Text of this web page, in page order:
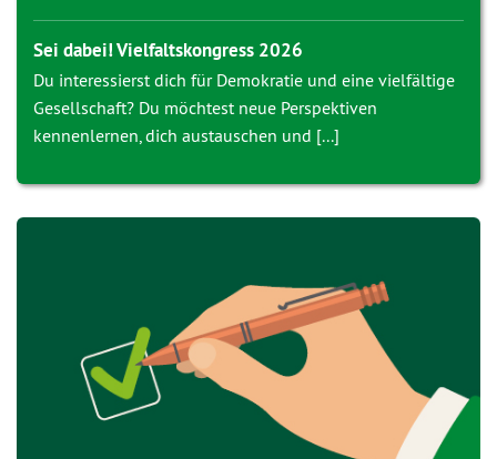
Sei dabei! Vielfaltskongress 2026
Du interessierst dich für Demokratie und eine vielfältige
Gesellschaft? Du möchtest neue Perspektiven
kennenlernen, dich austauschen und [...]